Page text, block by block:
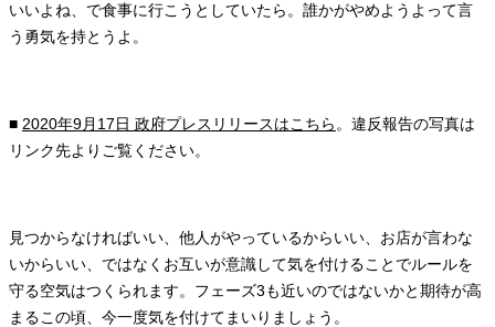
いいよね、で食事に行こうとしていたら。誰かがやめようよって言
う勇気を持とうよ。
■ 2020年9月17日 政府プレスリリースはこちら 。違反報告の写真は
リンク先よりご覧ください。
見つからなければいい、他人がやっているからいい、お店が言わな
いからいい、ではなくお互いが意識して気を付けることでルールを
守る空気はつくられます。フェーズ3も近いのではないかと期待が高
まるこの頃、今一度気を付けてまいりましょう。